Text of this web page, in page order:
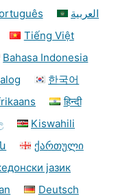
العربية
Tiếng Việt
Bahasa Indonesia
한국어
हिन्दी
Kiswahili
ქართული
јазик
Deutsch